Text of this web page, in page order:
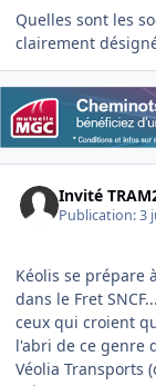
Quelles sont les
clairement
Invité
Publication:3
Kéolis se prépare
dans le Fret SNCF...
ceux qui croient
l'abri de ce genre
Véolia Transports